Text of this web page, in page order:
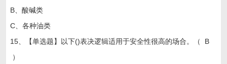
B、酸碱类
C、各种油类
15、【单选题】以下()表决逻辑适用于安全性很高的场合。（ B
）